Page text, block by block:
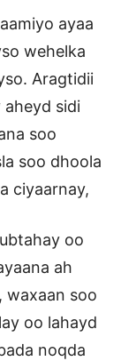
ayaa
wehelka
Aragtidii
aheyd sidi
soo
soo dhoola
ciyaarnay,
oo
ah
waxaan soo
oo lahayd
noqda